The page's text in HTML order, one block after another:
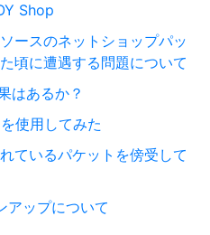
Shop
ースのネットショップパッ
頃に遭遇する問題について
はあるか？
使用してみた
ているパケットを傍受して
アップについて